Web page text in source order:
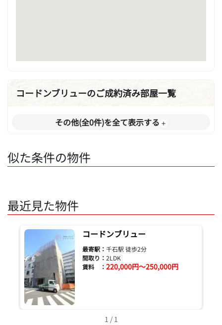
コードンブリューのご成約済み部屋一覧
その他(全0件)を全て表示する
似た条件の物件
最近見た物件
コードンブリュー
最寄駅： 千石駅 徒歩2分
間取り： 2LDK
賃料 ： 220,000円～250,000円
1 / 1